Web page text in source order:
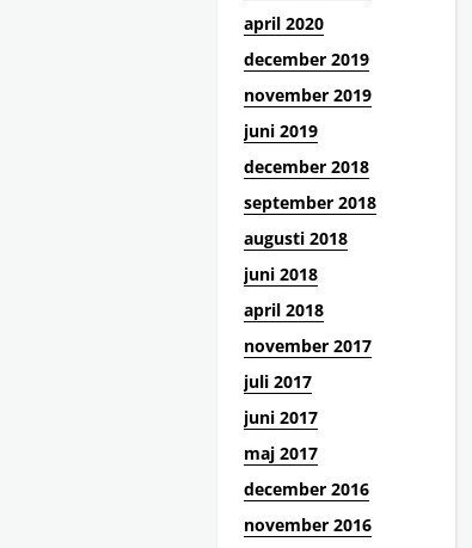
april 2020
december 2019
november 2019
juni 2019
december 2018
september 2018
augusti 2018
juni 2018
april 2018
november 2017
juli 2017
juni 2017
maj 2017
december 2016
november 2016